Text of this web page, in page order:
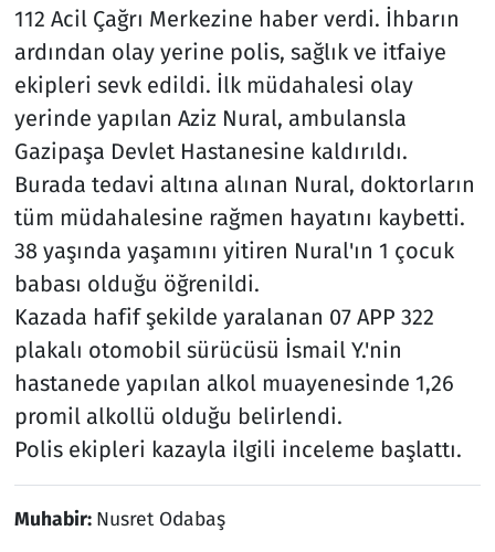
112 Acil Çağrı Merkezine haber verdi. İhbarın
ardından olay yerine polis, sağlık ve itfaiye
ekipleri sevk edildi. İlk müdahalesi olay
yerinde yapılan Aziz Nural, ambulansla
Gazipaşa Devlet Hastanesine kaldırıldı.
Burada tedavi altına alınan Nural, doktorların
tüm müdahalesine rağmen hayatını kaybetti.
38 yaşında yaşamını yitiren Nural'ın 1 çocuk
babası olduğu öğrenildi.
Kazada hafif şekilde yaralanan 07 APP 322
plakalı otomobil sürücüsü İsmail Y.'nin
hastanede yapılan alkol muayenesinde 1,26
promil alkollü olduğu belirlendi.
Polis ekipleri kazayla ilgili inceleme başlattı.
Muhabir: Nusret Odabaş